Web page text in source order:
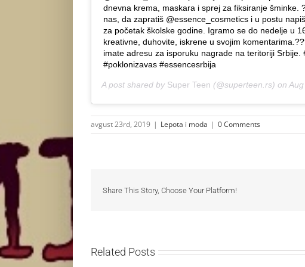
dnevna krema, maskara i sprej za fiksiranje šminke.
nas, da zapratiš @essence_cosmetics i u postu
za početak školske godine. Igramo se do nedelje u
kreativne, duhovite, iskrene u svojim
imate adresu za isporuku nagrade na teritoriji Srbije.
#poklonizavas #essencesrbija
A post shared by Super Teen (@superteen.rs) on
avgust 23rd, 2019 | Lepota i moda | 0 Comments
Share This Story, Choose Your Platform!
Related Posts